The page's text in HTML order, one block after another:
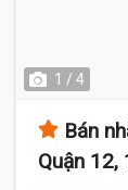
1 / 4
Bán
Quận 12,